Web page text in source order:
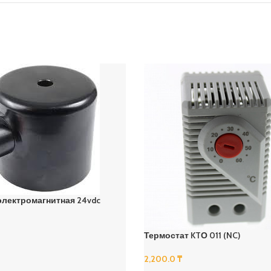
24vdc
Термостат KTО 011 (NC)
2,200.0₸